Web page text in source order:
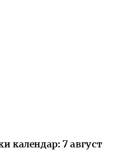
календар: 7 август